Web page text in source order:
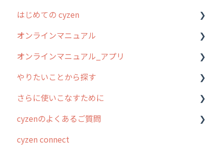
はじめての cyzen
0. はじめてのcyzenの使い方
1. cyzenについて知ろう
2. 主要機能の概要
3. cyzenの位置情報取得について
4. cyzen利用前の準備：システム管理者編
5. 基本的な使い方：システム管理者編
オンラインマニュアル
管理サイトの使い始め
ユーザー・グループ管理
行動管理
予定管理
スポット
オンラインマニュアル_アプリ
アプリの使い始め
ホーム画面
スポット
報告閲覧
やりたいことから探す
行動管理
勤怠管理
予定管理
さらに使いこなすために
はじめに
スポット・ステータス関連オプション
cyzenのよくあるご質問
ログインについて
cyzen connect